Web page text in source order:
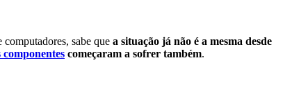
sabe que a situação já não é a mesma desde
componentes começaram a sofrer também.